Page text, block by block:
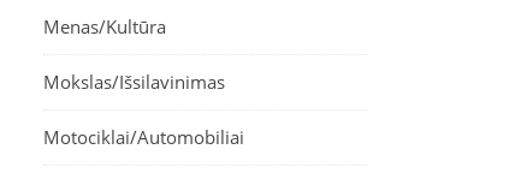
Menas/Kultūra
Mokslas/Išsilavinimas
Motociklai/Automobiliai